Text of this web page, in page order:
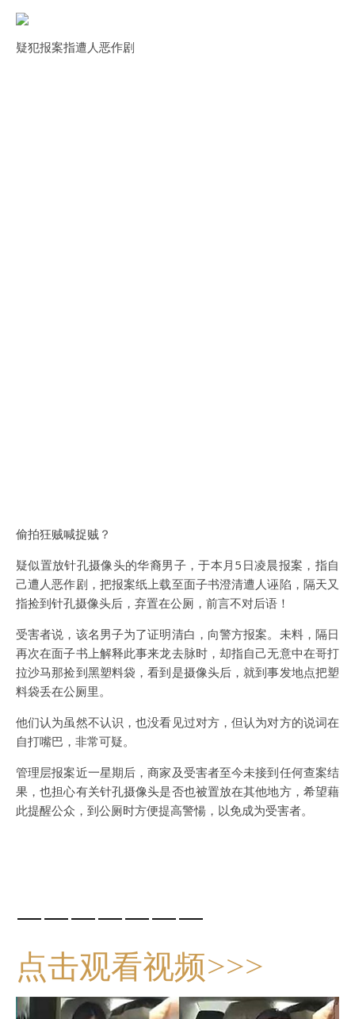
疑犯报案指遭人恶作剧
偷拍狂贼喊捉贼？
疑似置放针孔摄像头的华裔男子，于本月5日凌晨报案，指自
己遭人恶作剧，把报案纸上载至面子书澄清遭人诬陷，隔天又
指捡到针孔摄像头后，弃置在公厕，前言不对后语！
受害者说，该名男子为了证明清白，向警方报案。未料，隔日
再次在面子书上解释此事来龙去脉时，却指自己无意中在哥打
拉沙马那捡到黑塑料袋，看到是摄像头后，就到事发地点把塑
料袋丢在公厕里。
他们认为虽然不认识，也没看见过对方，但认为对方的说词在
自打嘴巴，非常可疑。
管理层报案近一星期后，商家及受害者至今未接到任何查案结
果，也担心有关针孔摄像头是否也被置放在其他地方，希望藉
此提醒公众，到公厕时方便提高警愓，以免成为受害者。
———————
点击观看视频>>>